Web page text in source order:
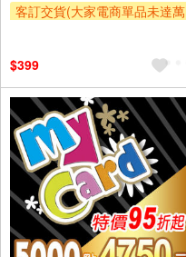
客訂交貨(大家電商單品未達萬
滿額折
滿額贈券
$399